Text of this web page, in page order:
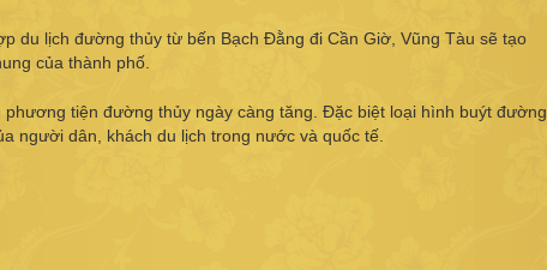
du lịch đường thủy từ bến Bạch Đằng đi Cần Giờ, Vũng Tàu sẽ tạo
của thành phố.
tiện đường thủy ngày càng tăng. Đặc biệt loại hình buýt đường
người dân, khách du lịch trong nước và quốc tế.